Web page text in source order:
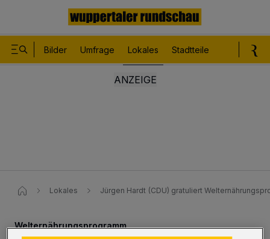
Bilder Umfrage Lokales Stadtteile
Lokales Jürgen Hardt (CDU) gratuliert
Welternährungsprogramm